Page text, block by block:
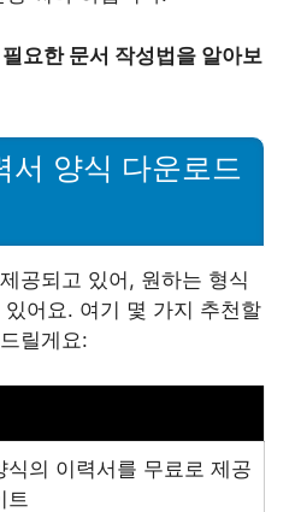
요한 문서 작성법을 알아보
서 양식 다운로드
공되고 있어, 원하는 형식
어요. 여기 몇 가지 추천할
릴게요:
식의 이력서를 무료로 제공
트